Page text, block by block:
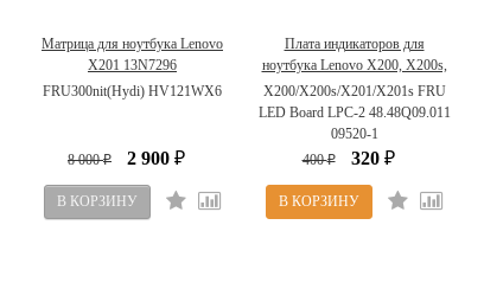
Матрица для ноутбука Lenovo
X201 13N7296
FRU300nit(Hydi) HV121WX6
8 000₽ 2 900 ₽
Плата индикаторов для
ноутбука Lenovo X200, X200s,
X200si, X201, X201i, X201s
63Y1594
X200/X200s/X201/X201s FRU
LED Board LPC-2 48.48Q09.011
09520-1
400₽ 320 ₽